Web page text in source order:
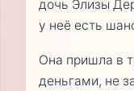
дочь Элизы
у неё есть
Она пришла в
деньгами, не